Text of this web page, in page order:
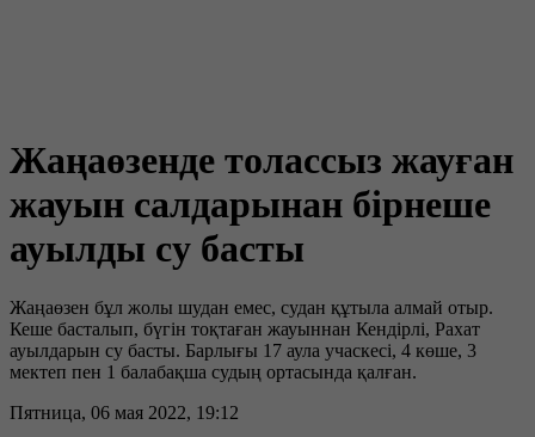
Жаңаөзенде толассыз жауған
жауын салдарынан бірнеше
ауылды су басты
Жаңаөзен бұл жолы шудан емес, судан құтыла алмай отыр.
Кеше басталып, бүгін тоқтаған жауыннан Кендірлі, Рахат
ауылдарын су басты. Барлығы 17 аула учаскесі, 4 көше, 3
мектеп пен 1 балабақша судың ортасында қалған.
Пятница, 06 мая 2022, 19:12